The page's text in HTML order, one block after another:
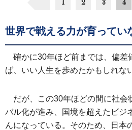
1 2 3 4
世界で戦える力が育ってい
確かに30年ほど前までは、偏差
ば、いい人生を歩めたかもしれな
だが、この30年ほどの間に社会
バル化が進み、国境を超えたビジ
んになっている。そのため、日本